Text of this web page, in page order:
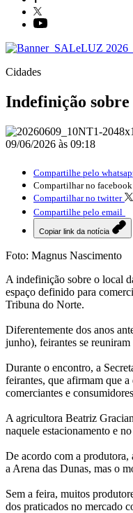
Cidades
Indefinição
09/06/2026 às 09:18
Compartilhe pelo
Compartilhar no facebook
Compartilhar no twitter
Compartilhe pelo email
Copiar link da notícia
Foto: Magnus Nascimento
A indefinição sobre o local
espaço definido para
Tribuna do Norte.
Diferentemente dos anos
junho), feirantes se
Durante o encontro, a
feirantes, que afirmam que
comerciantes e
A agricultora Beatriz
naquele estacionamento e
De acordo com a produtora,
a Arena das Dunas, mas o
Sem a feira, muitos
dos praticados no mercado